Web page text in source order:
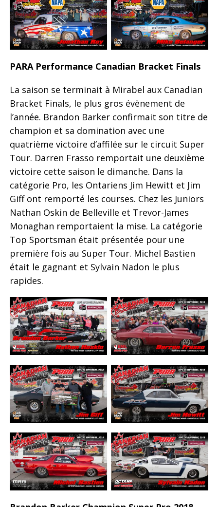
PARA Performance Canadian Bracket Finals
La saison se terminait à Mirabel aux Canadian
Bracket Finals, le plus gros évènement de
l’année. Brandon Barker confirmait son titre de
champion et sa domination avec une
quatrième victoire d’affilée sur le circuit Super
Tour. Darren Frasso remportait une deuxième
victoire cette saison le dimanche. Dans la
catégorie Pro, les Ontariens Jim Hewitt et Jim
Giff ont remporté les courses. Chez les Juniors
Nathan Oskin de Belleville et Trevor-James
Monaghan remportaient la mise. La catégorie
Top Sportsman était présentée pour une
première fois au Super Tour. Michel Bastien
était le gagnant et Sylvain Nadon le plus
rapides.